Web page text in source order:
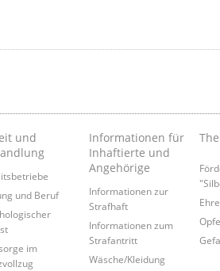
und
und Beruf
im
Informationen für
Inhaftierte und
Angehörige
Informationen zur
Strafhaft
Informationen zum
Strafantritt
Wäsche/Kleidung